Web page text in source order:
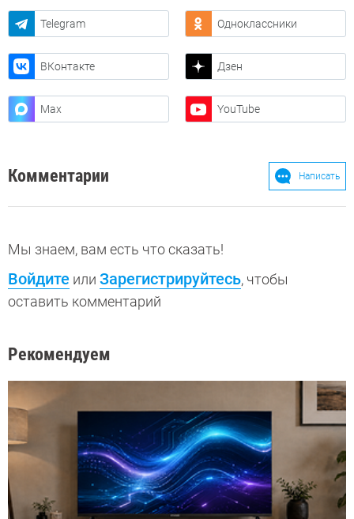
Telegram Одноклассники
ВКонтакте Дзен
Max YouTube
Комментарии Написать
Мы знаем, вам есть что сказать!
Войдите или Зарегистрируйтесь, чтобы
оставить комментарий
Рекомендуем